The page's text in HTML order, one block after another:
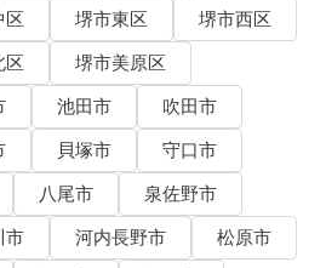
区 堺市東区
堺市西区
区
堺市美原区
池田市
吹田市
貝塚市
守口市
八尾市
泉佐野市
市 河内長野市
松原市